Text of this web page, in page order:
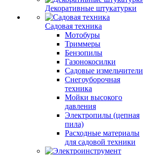
Декоративные штукатурки
Садовая техника
Мотобуры
Триммеры
Бензопилы
Газонокосилки
Садовые измельчители
Снегоуборочная
техника
Мойки высокого
давления
Электропилы (цепная
пила)
Расходные материалы
для садовой техники